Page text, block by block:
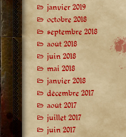
janvier 2019
octobre 2018
septembre 2018
août 2018
juin 2018
mai 2018
janvier 2018
décembre 2017
août 2017
juillet 2017
juin 2017